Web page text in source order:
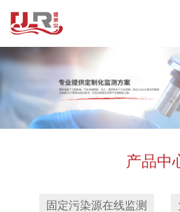
产品中
固定污染源在线监测